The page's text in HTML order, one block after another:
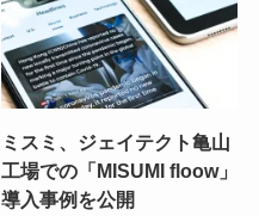
ミスミ、ジェイテクト亀山
工場での「MISUMI floow」
導入事例を公開